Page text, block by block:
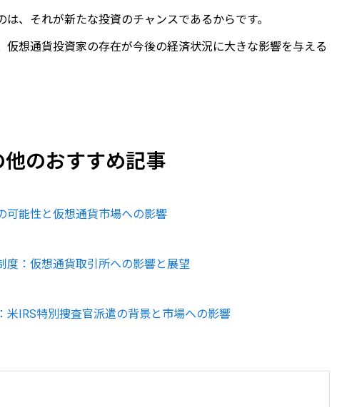
、それが新たな投資のチャンスであるからです。
想通貨投資家の存在が今後の経済状況に大きな影響を与える
他のおすすめ記事
可能性と仮想通貨市場への影響
度：仮想通貨取引所への影響と展望
米IRS特別捜査官派遣の背景と市場への影響